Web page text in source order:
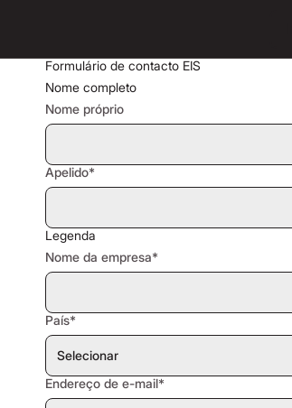
Formulário de contacto EIS
Nome completo
Nome próprio
Apelido*
Legenda
Nome da empresa*
País*
Endereço de e-mail*